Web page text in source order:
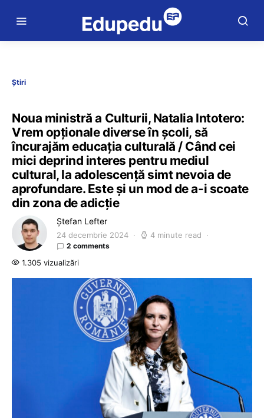
Știri
Noua ministră a Culturii, Natalia Intotero:
Vrem opționale diverse în școli, să
încurajăm educația culturală / Când cei
mici deprind interes pentru mediul
cultural, la adolescență simt nevoia de
aprofundare. Este și un mod de a-i scoate
din zona de adicție
Ștefan Lefter
24 decembrie 2024 4 minute read
2 comments
1.305 vizualizări